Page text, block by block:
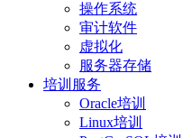
操作系统
审计软件
虚拟化
服务器存储
培训服务
Oracle培训
Linux培训